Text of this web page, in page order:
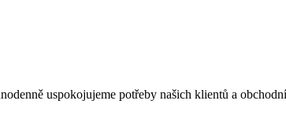
uspokojujeme potřeby našich klientů a